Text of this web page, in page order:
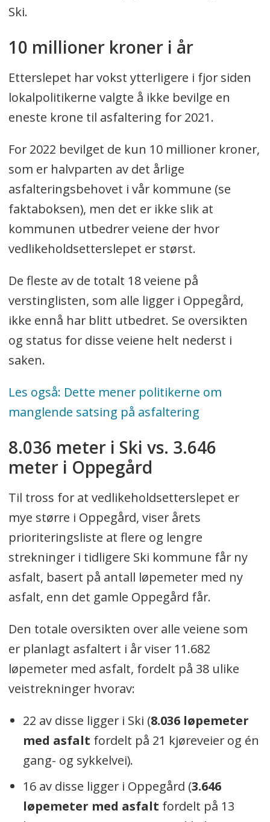
for 2021.
I fjor ble det vedtatt at kommunes
veier skulle holdes i god stand, med
målsetning om at
kommunale veier skulle innhentes
innen 2032.
I 2020 måtte Nordre Follo betale 1.000
kroner for én tonn med asfalt på fire
centimeter i tykkelse, tilsvarende 10
For ett år siden ville det koste nesten
900.000 kroner å asfaltere én
kilometer med vei som har veibredde
på cirka 5,5 meter.
For å opprettholde et optimalt
vedlikehold burde kommunen
ifølge virksomhetsleder Gry Larsen.
Ski.
10 millioner kroner i år
Etterslepet har vokst ytterligere i fjor siden
lokalpolitikerne valgte å ikke bevilge en
eneste krone til asfaltering for 2021.
For 2022 bevilget de kun 10 millioner kroner,
som er halvparten av det årlige
asfalteringsbehovet i vår kommune (se
faktaboksen), men det er ikke slik at
kommunen utbedrer veiene der hvor
vedlikeholdsetterslepet er størst.
De fleste av de totalt 18 veiene på
verstinglisten, som alle ligger i Oppegård,
ikke ennå har blitt utbedret. Se oversikten
og status for disse veiene helt nederst i
saken.
Les også: Dette mener politikerne om
manglende satsing på asfaltering
8.036 meter i Ski vs. 3.646
meter i Oppegård
Til tross for at vedlikeholdsetterslepet er
mye større i Oppegård, viser årets
prioriteringsliste at flere og lengre
strekninger i tidligere Ski kommune får ny
asfalt, basert på antall løpemeter med ny
asfalt, enn det gamle Oppegård får.
Den totale oversikten over alle veiene som
er planlagt asfaltert i år viser 11.682
løpemeter med asfalt, fordelt på 38 ulike
veistrekninger hvorav:
22 av disse ligger i Ski (8.036 løpemeter
med asfalt fordelt på 21 kjøreveier og én
gang- og sykkelvei).
16 av disse ligger i Oppegård (3.646
løpemeter med asfalt fordelt på 13